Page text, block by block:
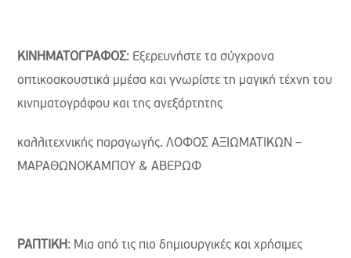
ΚΙΝΗΜΑΤΟΓΡΑΦΟΣ: Εξερευνήστε τα σύγχρονα
οπτικοακουστικά µμέσα και γνωρίστε τη μαγική τέχνη του
κινηματογράφου και της ανεξάρτητης
καλλιτεχνικής παραγωγής. ΛΟΦΟΣ ΑΞΙΩΜΑΤΙΚΩΝ –
ΜΑΡΑΘΩΝΟΚΑΜΠΟΥ & ΑΒΕΡΩΦ
ΡΑΠΤΙΚΗ: Μια από τις πιο δημιουργικές και χρήσιμες